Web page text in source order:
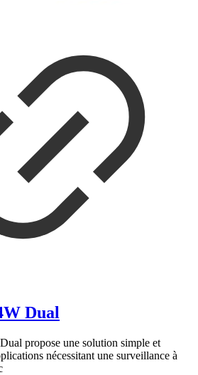
Dual
propose une solution simple et
nécessitant une surveillance à